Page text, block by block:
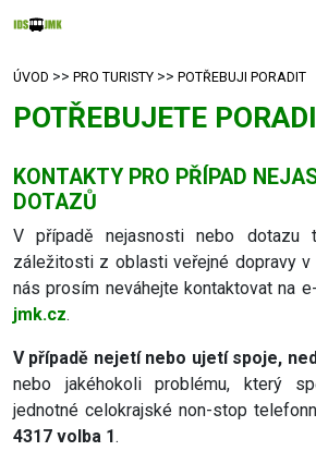
ÚVOD >> PRO TURISTY >> POTŘEBUJI PORADIT
POTŘEBUJETE
KONTAKTY PRO PŘÍPAD
DOTAZŮ
V případě nejasnosti nebo dotazu
záležitosti z oblasti veřejné dopravy v
nás prosím neváhejte kontaktovat na
jmk.cz.
V případě nejetí nebo ujetí spoje,
nebo jakéhokoli problému, který
jednotné celokrajské non-stop
4317 volba 1.